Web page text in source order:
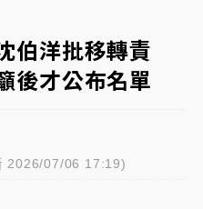
件災情 侯友宜揭這類災
量破百毫米 水塔、雨棚
伯洋批移轉責
後才公布名單
2026/07/06 17:19)